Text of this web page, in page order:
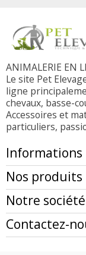
ANIMALERIE EN
Le site Pet
ligne
chevaux, basse-
Accessoires et
particuliers,
Informations
Nos produits
Notre société
Contactez-